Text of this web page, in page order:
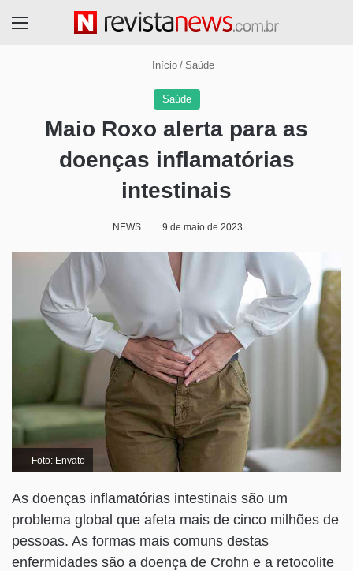
Início / Saúde
Saúde
Maio Roxo alerta para as
doenças inflamatórias
intestinais
NEWS 9 de maio de 2023
Foto: Envato
As doenças inflamatórias intestinais são um
problema global que afeta mais de cinco milhões de
pessoas. As formas mais comuns destas
enfermidades são a doença de Crohn e a retocolite